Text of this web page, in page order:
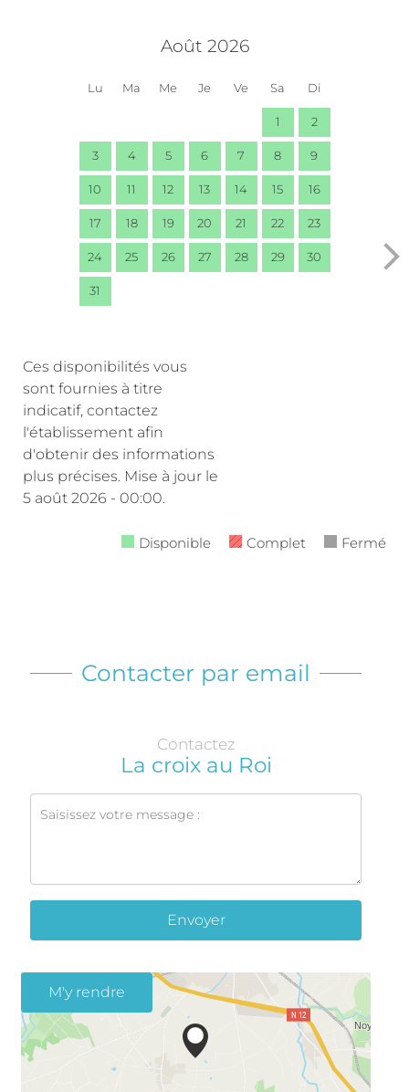
Août 2026
Lu Ma Me Je Ve Sa Di
1 2
3 4 5 6 7 8 9
10 11 12 13 14 15 16
17 18 19 20 21 22 23
24 25 26 27 28 29 30
31
Ces disponibilités vous
sont fournies à titre
indicatif, contactez
l'établissement afin
d'obtenir des informations
plus précises. Mise à jour le
5 août 2026 - 00:00.
Disponible Complet Fermé
Contacter par email
Contactez
La croix au Roi
Envoyer
M'y rendre